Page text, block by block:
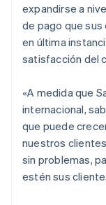
expandirse a
de pago que
en última
satisfacción del
«A medida que
internacional,
que puede
nuestros
sin problemas,
estén sus